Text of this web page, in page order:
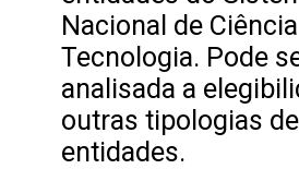
Nacional de
Tecnologia. Pode
analisada a
outras tipologias de
entidades.